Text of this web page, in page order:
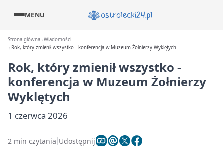
MENU
Strona główna Wiadomości
Rok, który zmienił wszystko - konferencja w Muzeum Żołnierzy Wyklętych
Rok, który zmienił wszystko -
konferencja w Muzeum Żołnierzy
Wyklętych
1 czerwca 2026
2 min czytania Udostępnij